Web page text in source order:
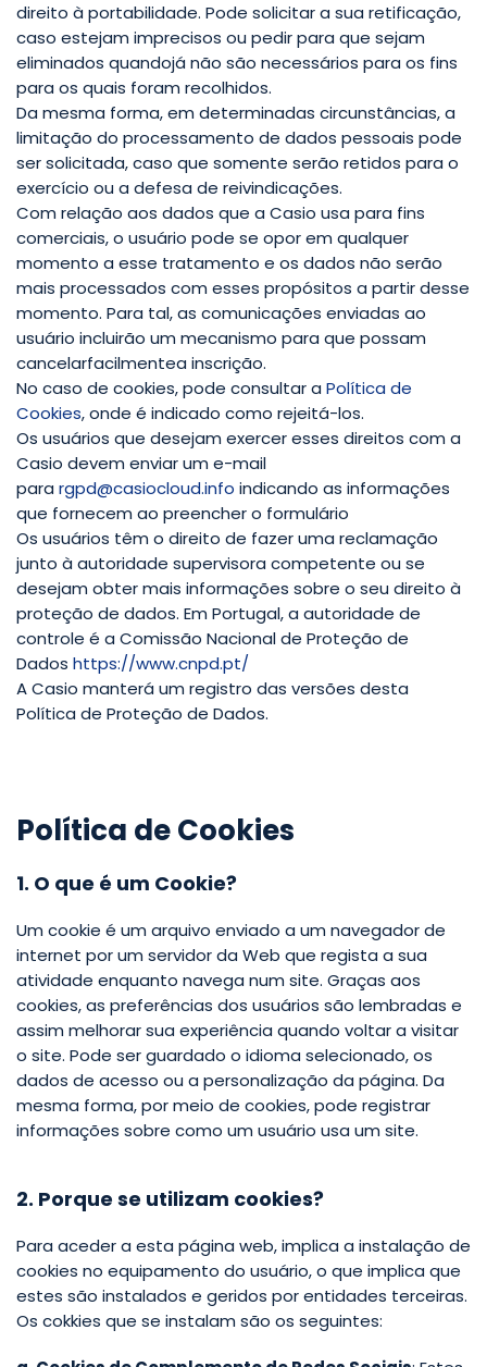
direito à portabilidade. Pode solicitar a sua retificação,
caso estejam imprecisos ou pedir para que sejam
eliminados quandojá não são necessários para os fins
para os quais foram recolhidos.
Da mesma forma, em determinadas circunstâncias, a
limitação do processamento de dados pessoais pode
ser solicitada, caso que somente serão retidos para o
exercício ou a defesa de reivindicações.
Com relação aos dados que a Casio usa para fins
comerciais, o usuário pode se opor em qualquer
momento a esse tratamento e os dados não serão
mais processados com esses propósitos a partir desse
momento. Para tal, as comunicações enviadas ao
usuário incluirão um mecanismo para que possam
cancelarfacilmentea inscrição.
No caso de cookies, pode consultar a Política de
Cookies, onde é indicado como rejeitá-los.
Os usuários que desejam exercer esses direitos com a
Casio devem enviar um e-mail
para rgpd@casiocloud.info indicando as informações
que fornecem ao preencher o formulário
Os usuários têm o direito de fazer uma reclamação
junto à autoridade supervisora competente ou se
desejam obter mais informações sobre o seu direito à
proteção de dados. Em Portugal, a autoridade de
controle é a Comissão Nacional de Proteção de
Dados https://www.cnpd.pt/
A Casio manterá um registro das versões desta
Política de Proteção de Dados.
Política de Cookies
1. O que é um Cookie?
Um cookie é um arquivo enviado a um navegador de
internet por um servidor da Web que regista a sua
atividade enquanto navega num site. Graças aos
cookies, as preferências dos usuários são lembradas e
assim melhorar sua experiência quando voltar a visitar
o site. Pode ser guardado o idioma selecionado, os
dados de acesso ou a personalização da página. Da
mesma forma, por meio de cookies, pode registrar
informações sobre como um usuário usa um site.
2. Porque se utilizam cookies?
Para aceder a esta página web, implica a instalação de
cookies no equipamento do usuário, o que implica que
estes são instalados e geridos por entidades terceiras.
Os cokkies que se instalam são os seguintes: